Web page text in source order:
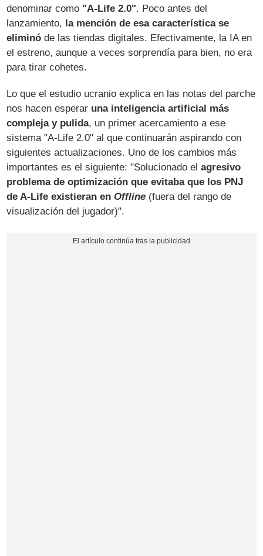
denominar como "A-Life 2.0". Poco antes del
lanzamiento, la mención de esa característica se
eliminó de las tiendas digitales. Efectivamente, la IA en
el estreno, aunque a veces sorprendía para bien, no era
para tirar cohetes.
Lo que el estudio ucranio explica en las notas del parche
nos hacen esperar una inteligencia artificial más
compleja y pulida, un primer acercamiento a ese
sistema "A-Life 2.0" al que continuarán aspirando con
siguientes actualizaciones. Uno de los cambios más
importantes es el siguiente: "Solucionado elagresivo
problema de optimización que evitaba que los PNJ
de A-Life existieran enOffline (fuera del rango de
visualización del jugador)".